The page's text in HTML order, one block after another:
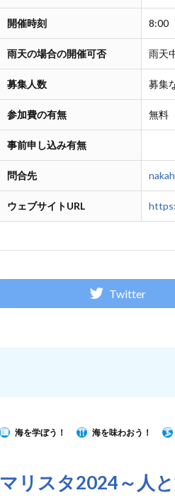
開催時刻 8:00
雨天の場合の開催可否 雨天
募集人数 募集
参加費の有無 無料
事前申し込み有無
問合先
ウェブサイトURL
Twitter
海を学ぼう！ 海を味わおう！
マリスタ2024～人